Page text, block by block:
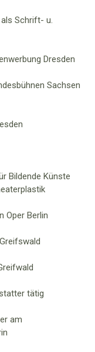
als Schrift- u.
Dresden
Sachsen
Bildende Künste
Oper Berlin
tätig
am